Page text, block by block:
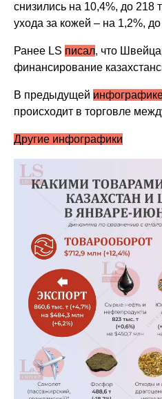
снизились на 10,4%, до 218
ухода за кожей – на 1,2%,
Ранее LS писал, что
финансирование
В предыдущей
происходит в торговле
Другие инфографики